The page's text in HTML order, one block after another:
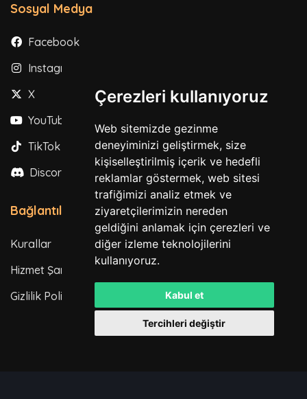
Çerezleri kullanıyoruz
Web sitemizde gezinme
deneyiminizi geliştirmek, size
kişiselleştirilmiş içerik ve hedefli
reklamlar göstermek, web sitesi
trafiğimizi analiz etmek ve
ziyaretçilerimizin nereden
geldiğini anlamak için çerezleri ve
diğer izleme teknolojilerini
kullanıyoruz.
Kabul et
Tercihleri değiştir
Sosyal Medya
Facebook
Instagram
X
YouTube
TikTok
Discord
Bağlantılar
Kurallar
Hizmet Şartları
Gizlilik Politikası